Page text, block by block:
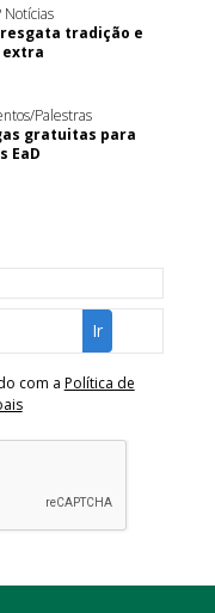
Notícias
tradição e
Palestras
gratuitas para
EaD
com a Política de